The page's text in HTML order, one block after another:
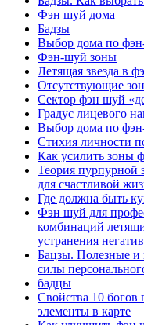
Фэн шуй дома
Бадзы
Выбор дома по
Фэн-шуй зоны
Летящая звезда в
Отсутствующие
Сектор фэн шуй
Градус лицевого
Выбор дома по
Стихия личности
Как усилить зоны
Теория пурпурной
для счастливой
Где должна быть
Фэн шуй для
комбинаций
устранения
Бацзы. Полезные и
силы
бадцы
Свойства 10
элементы в карте